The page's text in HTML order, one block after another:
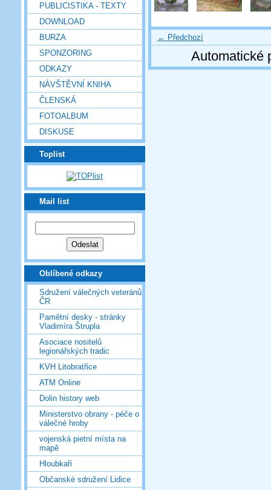
PUBLICISTIKA - TEXTY
DOWNLOAD
BURZA
SPONZORING
ODKAZY
NÁVŠTĚVNÍ KNIHA
ČLENSKÁ
FOTOALBUM
DISKUSE
Toplist
Mail list
Oblíbené odkazy
Sdružení válečných veteránů
ČR
Pamětní desky - stránky
Vladimíra Štrupla
Asociace nositelů
legionářských tradic
KVH Litobratřice
ATM Online
Dolin history web
Ministerstvo obrany - péče o
válečné hroby
vojenská pietní místa na
mapě
Hloubkaři
Občanské sdružení Lidice
← Předchozí
Automatické